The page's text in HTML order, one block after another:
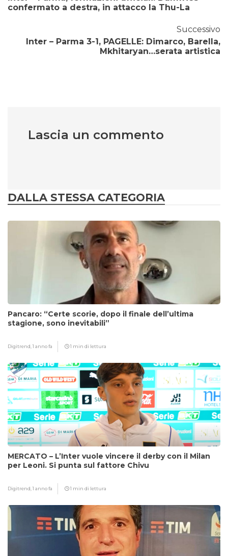
confermato a destra, in attacco la Thu-La
Successivo
Inter – Parma 3-1, PAGELLE: Dimarco, Barella,
Mkhitaryan…serata artistica
Lascia un commento
DALLA STESSA CATEGORIA
Pancaro: “Certe scorie, dopo il finale dell’ultima
stagione, sono inevitabili”
Digitrend,1 anno fa 1 min di lettura
MERCATO – L’Inter vuole vincere il derby con il Milan
per Leoni. Si punta sul fattore Chivu
Digitrend,1 anno fa 1 min di lettura